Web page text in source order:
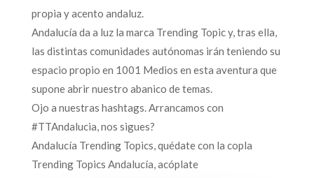
propia y acento andaluz.
Andalucía da a luz la marca Trending Topic y, tras ella,
las distintas comunidades autónomas irán teniendo su
espacio propio en 1001 Medios en esta aventura que
supone abrir nuestro abanico de temas.
Ojo a nuestras hashtags. Arrancamos con
#TTAndalucia, nos sigues?
Andalucía Trending Topics, quédate con la copla
Trending Topics Andalucía, acóplate